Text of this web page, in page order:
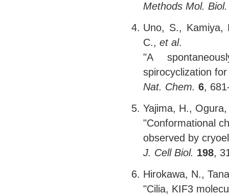
Methods Mol. Biol.
Uno, S., Kamiya,
C., et al.
"A
spirocyclization
Nat. Chem. 6,
Yajima, H.,
"Conformational
observed by
J. Cell Biol. 198,
Hirokawa, N.,
"Cilia, KIF3